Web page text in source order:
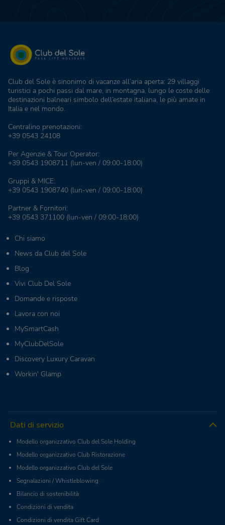
Club del Sole è sinonimo di vacanze all’aria aperta: 29 villaggi
turistici a pochi passi dal mare, in montagna, lungo le coste delle
destinazioni balneari simbolo dell’estate italiana, le più amate in
Italia e nel mondo.
Centralino prenotazioni:
+39 0543 24108
Per Agenzie & Tour Operator:
+39 0543 1908711 (lun-ven / 09:00-18:00)
Gruppi & MICE:
+39 0543 1908740 (lun-ven / 09:00-18:00)
Partner & Fornitori:
+39 0543 371100 (lun-ven / 09:00-18:00)
Chi siamo
News da Club del Sole
Blog
Vivi Club Del Sole
Domande e risposte
Lavora con noi
MySmartCash
MyClubDelSole
Discovery Luxury Caravan
Workin' Glamp
Dati di servizio
Modello organizzativo Club del Sole Holding
Modello organizzativo Club Ristorazione
Modello organizzativo Club del Sole
Segnalazioni / Whistleblowing
Bilancio di sostenibilità
Condizioni di vendita
Condizioni di vendita Gift Card